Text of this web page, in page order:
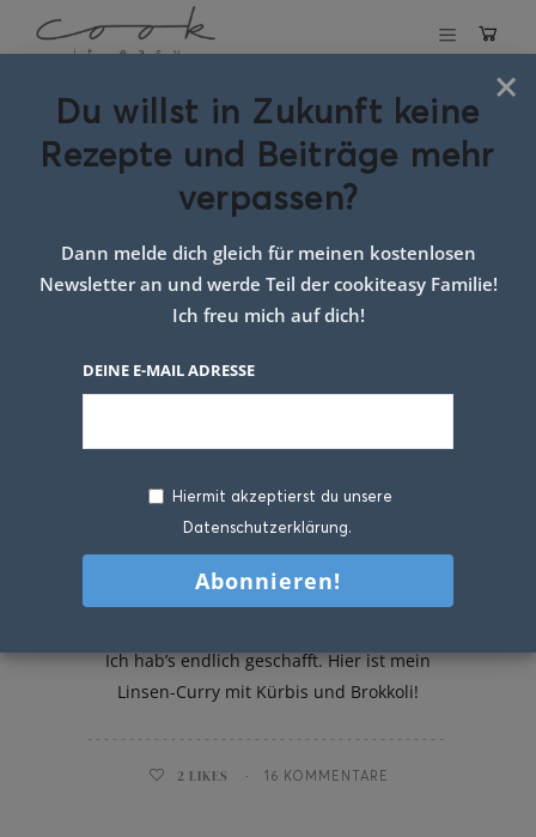
Schlagwort:curry
vorkochen
Linsen-Curry mit Kürbis und
Brokkoli
Ich hab’s endlich geschafft. Hier ist mein
Linsen-Curry mit Kürbis und Brokkoli!
2 LIKES 16 KOMMENTARE
×
Du willst in Zukunft keine
Rezepte und Beiträge mehr
verpassen?
Dann melde dich gleich für meinen kostenlosen
Newsletter an und werde Teil der cookiteasy Familie!
Ich freu mich auf dich!
DEINE E-MAIL ADRESSE
Hiermit akzeptierst du unsere
Datenschutzerklärung.